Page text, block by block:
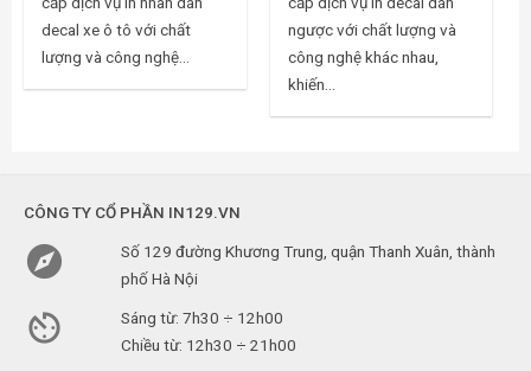
decal xe ô tô với chất
lượng và công nghệ...
ngược với chất lượng và
công nghệ khác nhau,
khiến...
CÔNG TY CỔ PHẦN IN129.VN

Số 129 đường Khương Trung, quận Thanh Xuân, thành
phố Hà Nội

Sáng từ: 7h30 ÷ 12h00
Chiều từ: 12h30 ÷ 21h00